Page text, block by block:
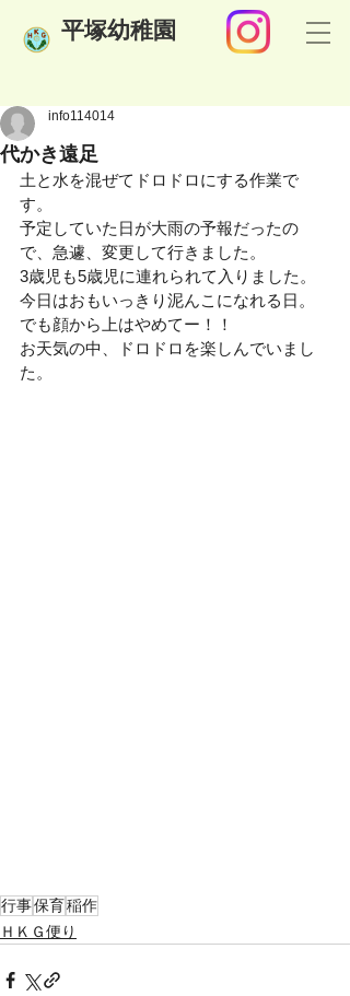
​平塚幼稚園
代かき遠足
info114014
土と水を混ぜてドロドロにする作業で
す。
予定していた日が大雨の予報だったの
で、急遽、変更して行きました。
3歳児も5歳児に連れられて入りました。
今日はおもいっきり泥んこになれる日。
でも顔から上はやめてー！！
お天気の中、ドロドロを楽しんでいまし
た。
行事保育稲作
ＨＫＧ便り